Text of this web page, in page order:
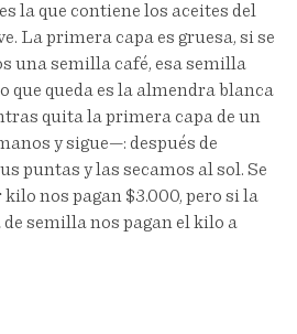
la que contiene los aceites del
La primera capa es gruesa, si se
una semilla café, esa semilla
que queda es la almendra blanca
quita la primera capa de un
y sigue—: después de
puntas y las secamos al sol. Se
nos pagan $3.000, pero si la
semilla nos pagan el kilo a